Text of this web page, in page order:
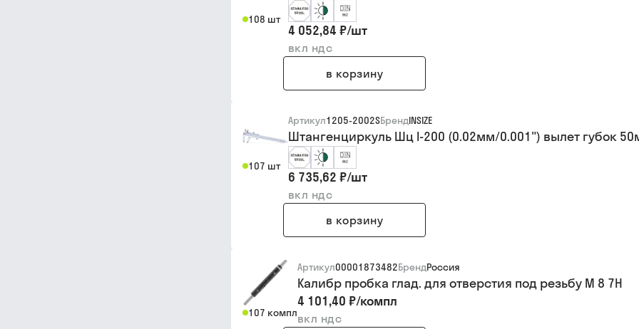
108 шт
4 052,84 ₽/шт
вкл ндс
в корзину
107 шт
Артикул1205-2002SБрендINSIZE
Штангенциркуль Шц I-200 (0.02мм/0.001") вылет губок
6 735,62 ₽/шт
вкл ндс
в корзину
107 компл
Артикул00001873482БрендРоссия
Калибр пробка глад. для отверстия под резьбу М 8 7Н
4 101,40 ₽/компл
вкл ндс